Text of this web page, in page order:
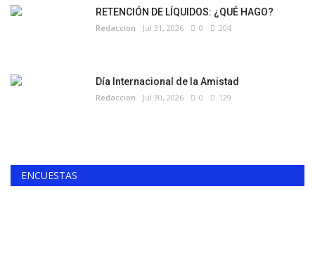
RETENCIÓN DE LÍQUIDOS: ¿QUÉ HAGO?
Redaccion Jul 31, 2026 0 204
Día Internacional de la Amistad
Redaccion Jul 30, 2026 0 129
ENCUESTAS